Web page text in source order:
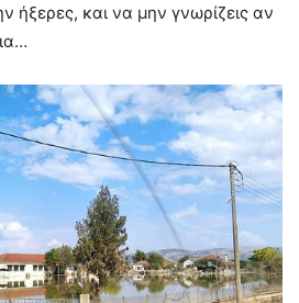
ήξερες, και να μην γνωρίζεις αν